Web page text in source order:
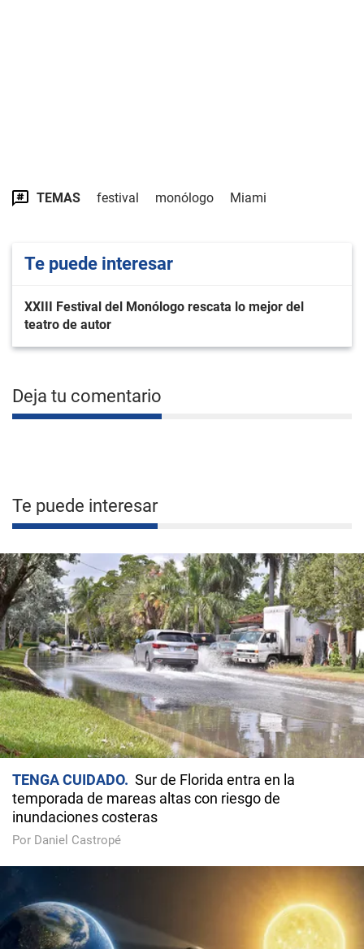
TEMAS festival monólogo Miami
Te puede interesar
XXIII Festival del Monólogo rescata lo mejor del
teatro de autor
Deja tu comentario
Te puede interesar
TENGA CUIDADO
Sur de Florida entra en la
temporada de mareas altas con riesgo de
inundaciones costeras
Por Daniel Castropé